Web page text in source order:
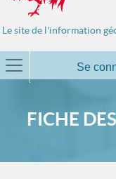
Le site de l'information
Se
FICHE